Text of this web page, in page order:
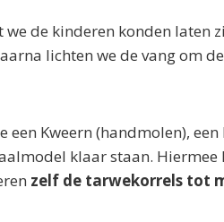
we de kinderen konden laten
lichten we de vang om
Kweern (handmolen), een
klaar staan. Hiermee
zelf de tarwekorrels tot